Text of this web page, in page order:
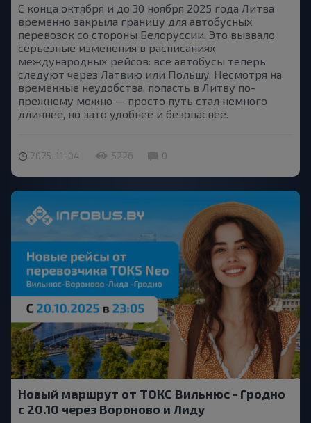
С конца октября и до 30 ноября 2025 года Литва
временно закрыла границу для автобусных
перевозок со стороны Белоруссии. Это вызвало
серьезные изменения в расписаниях
международных рейсов: все автобусы теперь
следуют через Латвию или Польшу. Несмотря на
временные неудобства, попасть в Литву по-
прежнему можно — просто путь стал немного
длиннее, но зато удобнее и безопаснее.
2025-11-04 5226 0
Новый маршрут от ТОКС Вильнюс - Гродно
с 20.10 через Вороново и Лиду